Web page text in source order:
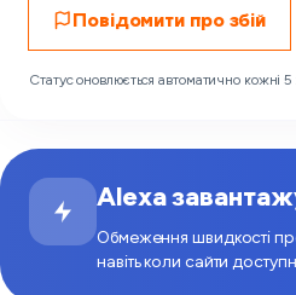
Повідомити про збій
Статус оновлюється автоматично кожні
Alexa
Обмеження швидкості
навіть коли сайти